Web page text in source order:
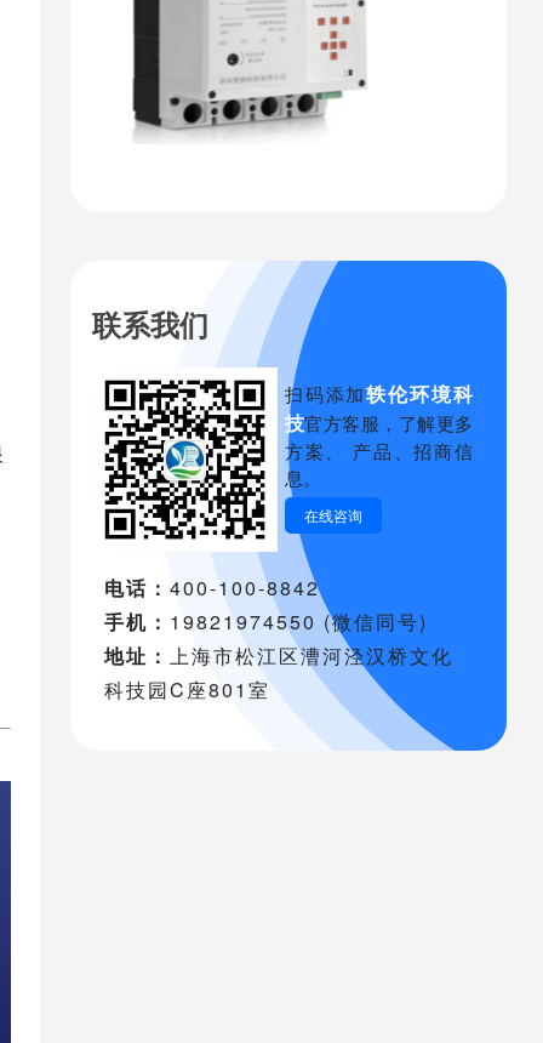
联系我们
扫码添加轶伦环境科
技官方客服，了解更多
方案、 产品、招商信
息。
在线咨询
电话：400-100-8842
手机： 19821974550 (微信同号)
地址：上海市松江区漕河泾汉桥文化
科技园C座801室